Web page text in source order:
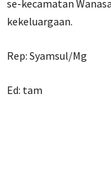
se-kecamatan
kekeluargaan.
Rep: Syamsul/Mg
Ed: tam